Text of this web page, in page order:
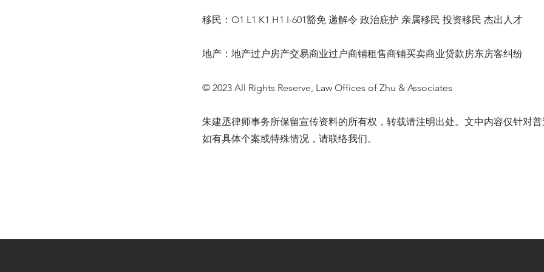
移民：O1 L1 K1 H1 I-601豁免 递解令 政治庇护 亲属移民 投资移民 杰出人才
地产：地产过户房产交易商业过户商铺租售商铺买卖商业贷款房东房客纠纷
© 2023 All Rights Reserve, Law Offices of Zhu & Associates
朱建丞律师事务所保留宣传资料的所有权，转载请注明出处。文中内容仅针对普
如有具体个案或特殊情况，请联络我们。